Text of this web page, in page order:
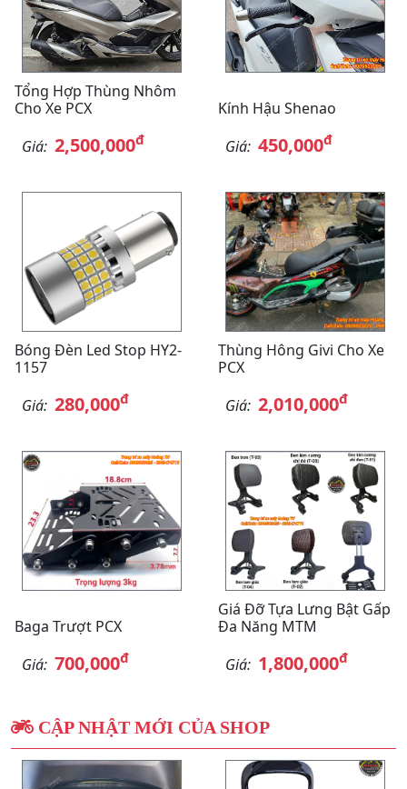
Tổng Hợp Thùng Nhôm
Cho Xe PCX
Giá: 2,500,000đ
Kính Hậu Shenao
Giá: 450,000đ
Bóng Đèn Led Stop HY2-
1157
Giá: 280,000đ
Thùng Hông Givi Cho Xe
PCX
Giá: 2,010,000đ
Baga Trượt PCX
Giá: 700,000đ
Giá Đỡ Tựa Lưng Bật Gấp
Đa Năng MTM
Giá: 1,800,000đ
CẬP NHẬT MỚI CỦA SHOP